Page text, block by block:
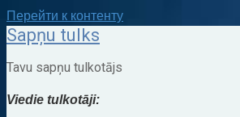
Перейти к контенту
Sapņu tulks
Tavu sapņu tulkotājs
Viedie tulkotāji: